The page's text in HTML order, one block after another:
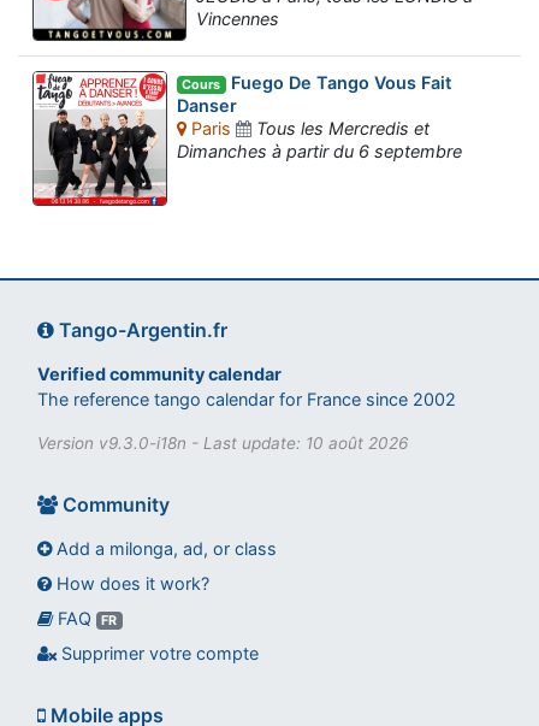
Vincennes
Cours Fuego De Tango Vous Fait
Danser
Paris
Tous les Mercredis et
Dimanches à partir du 6 septembre
Tango-Argentin.fr
Verified community calendar
The reference tango calendar for France since 2002
Version v9.3.0-i18n - Last update: 10 août 2026
Community
Add a milonga, ad, or class
How does it work?
FAQ
FR
Supprimer votre compte
Mobile apps
Assistant tango-argentin.fr
Questions sur les milongas, cours et stages